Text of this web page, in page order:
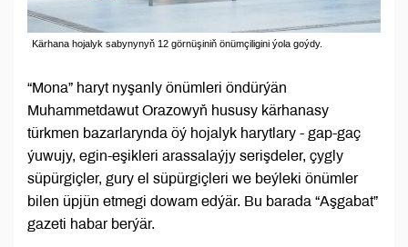
Kärhana hojalyk sabynynyň 12 görnüşiniň önümçiligini ýola goýdy.
“Mona” haryt nyşanly önümleri öndürýän
Muhammetdawut Orazowyň hususy kärhanasy
türkmen bazarlarynda öý hojalyk harytlary - gap-gaç
ýuwujy, egin-eşikleri arassalaýjy serişdeler, çygly
süpürgiçler, gury el süpürgiçleri we beýleki önümler
bilen üpjün etmegi dowam edýär. Bu barada “Aşgabat”
gazeti habar berýär.